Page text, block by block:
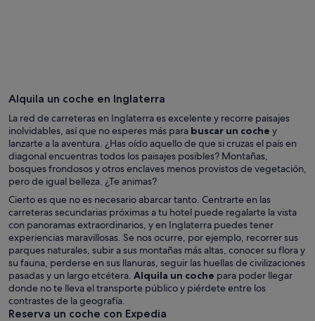
Alquila un coche en Inglaterra
La red de carreteras en Inglaterra es excelente y recorre paisajes
inolvidables, así que no esperes más para buscar un coche y
lanzarte a la aventura. ¿Has oído aquello de que si cruzas el país en
diagonal encuentras todos los paisajes posibles? Montañas,
bosques frondosos y otros enclaves menos provistos de vegetación,
pero de igual belleza. ¿Te animas?
Cierto es que no es necesario abarcar tanto. Centrarte en las
carreteras secundarias próximas a tu hotel puede regalarte la vista
con panoramas extraordinarios, y en Inglaterra puedes tener
experiencias maravillosas. Se nos ocurre, por ejemplo, recorrer sus
parques naturales, subir a sus montañas más altas, conocer su flora y
su fauna, perderse en sus llanuras, seguir las huellas de civilizaciones
pasadas y un largo etcétera. Alquila un coche para poder llegar
donde no te lleva el transporte público y piérdete entre los
contrastes de la geografía.
Reserva un coche con Expedia